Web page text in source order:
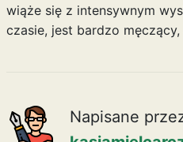
wiąże się z intensywnym
czasie, jest bardzo
Napisane